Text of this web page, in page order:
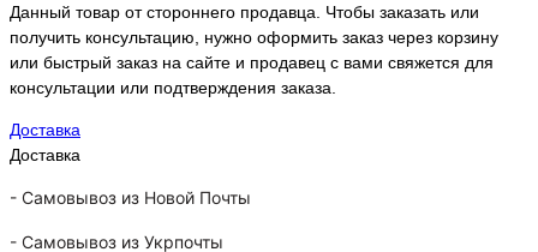
Данный товар от стороннего продавца. Чтобы заказать или
получить консультацию, нужно оформить заказ через корзину
или быстрый заказ на сайте и продавец с вами свяжется для
консультации или подтверждения заказа.
Доставка
Доставка
- Самовывоз из Новой Почты
- Самовывоз из Укрпочты